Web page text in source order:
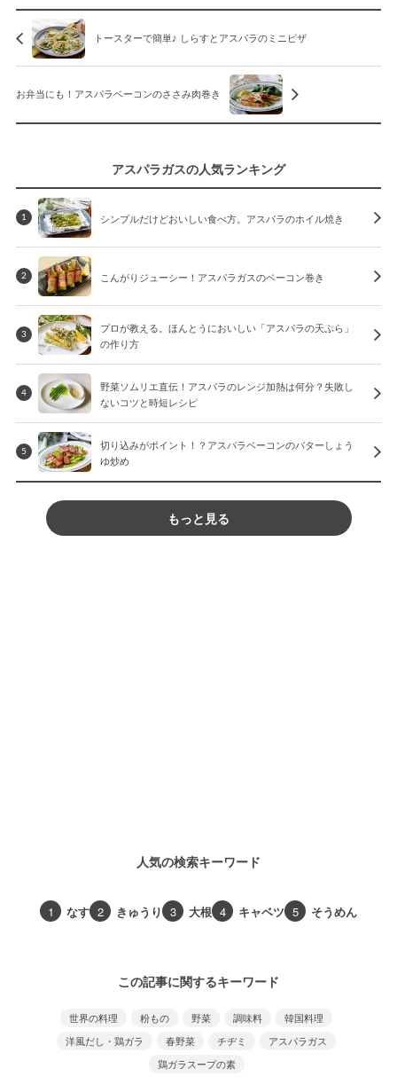
トースターで簡単♪ しらすとアスパラのミニピザ
お弁当にも！アスパラベーコンのささみ肉巻き
アスパラガスの人気ランキング
1 シンプルだけどおいしい食べ方。アスパラのホイル焼き
2 こんがりジューシー！アスパラガスのベーコン巻き
3
プロが教える。ほんとうにおいしい「アスパラの天ぷら」
の作り方
4
野菜ソムリエ直伝！アスパラのレンジ加熱は何分？失敗し
ないコツと時短レシピ
5
切り込みがポイント！？アスパラベーコンのバターしょう
ゆ炒め
もっと見る
人気の検索キーワード
1 なす 2 きゅうり 3 大根 4 キャベツ 5 そうめん
この記事に関するキーワード
世界の料理 粉もの 野菜 調味料
韓国料理
洋風だし・鶏ガラ
春野菜 チヂミ
アスパラガス
鶏ガラスープの素